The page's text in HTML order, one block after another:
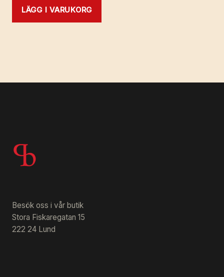
LÄGG I VARUKORG
Besök oss i vår butik
Stora Fiskaregatan 15
222 24 Lund